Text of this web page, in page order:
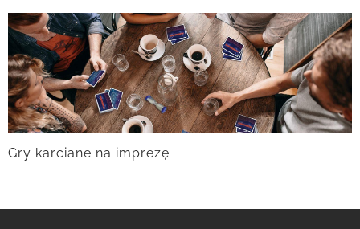
Gry karciane na imprezę